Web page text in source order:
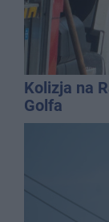
Kolizja na
Golfa